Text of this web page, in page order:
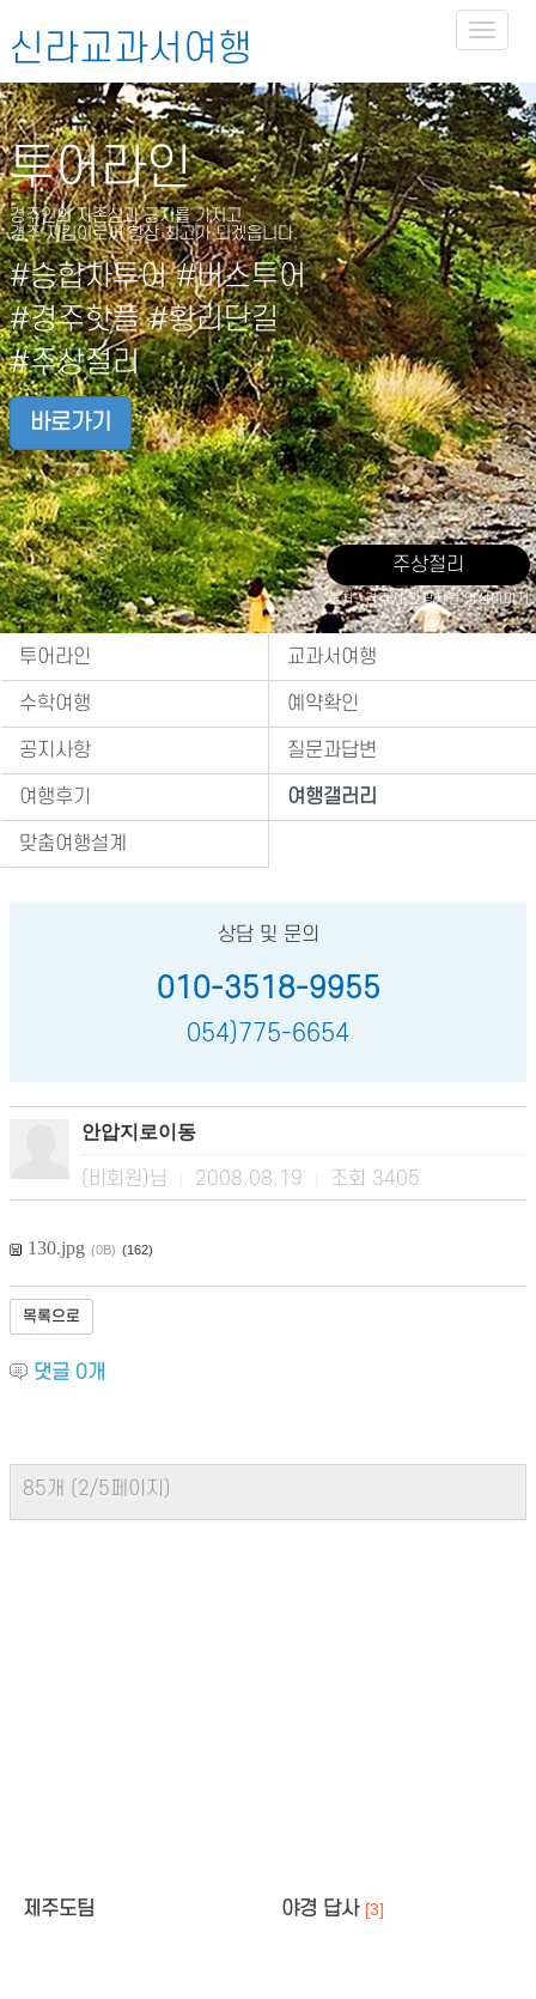
Toggle
신라교과서여행
투어라인
경주인의 자존심과 긍지를 가지고
경주 지킴이로써 항상 최고가 되겠읍니다.
#승합차투어 #버스투어
#경주핫플 #황리단길
#주상절리
바로가기
주상절리
출처 : 경주시 관광자원 영상이미지
투어라인 교과서여행
수학여행 예약확인
공지사항 질문과답변
여행후기 여행갤러리
맞춤여행설계
상담 및 문의
010-3518-9955
054)775-6654
안압지로이동
(비회원)님 2008.08.19 조회 3405
130.jpg (0B) (162)
목록으로
댓글 0개
85개 (2/5페이지)
제주도팀 야경 답사 [3]